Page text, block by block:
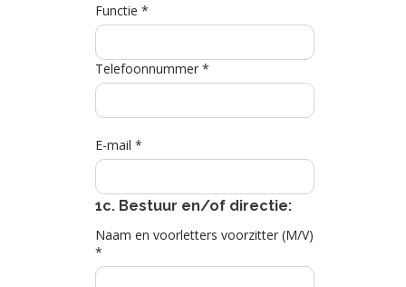
Functie *
Telefoonnummer *
E-mail *
1c. Bestuur en/of directie:
Naam en voorletters voorzitter (M/V)
*